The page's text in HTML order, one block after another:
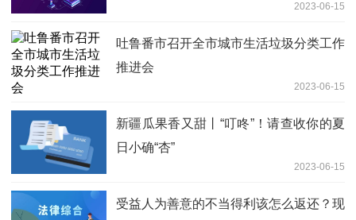
2023-06-15
吐鲁番市召开全市城市生活垃圾分类工作
推进会
2023-06-15
新疆瓜果香又甜丨“叮咚”！请查收你的夏
日小确“杏”
2023-06-15
受益人为善意的不当得利该怎么返还？现